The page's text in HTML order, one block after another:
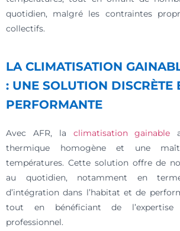
quotidien, malgré les contraintes
collectifs.
LA CLIMATISATION
: UNE SOLUTION DISCRÈTE
PERFORMANTE
Avec AFR, la climatisation gainable
thermique homogène et une
températures. Cette solution offre de
au quotidien, notamment en
d’intégration dans l’habitat et de
tout en bénéficiant de l’expertise
professionnel.